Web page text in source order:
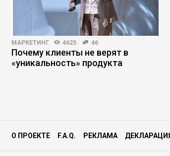
МАРКЕТИНГ 4625 46
Почему клиенты не верят в
«уникальность» продукта
О ПРОЕКТЕ F.A.Q. РЕКЛАМА